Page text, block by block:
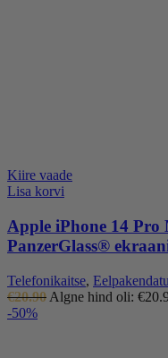
Kiire vaade
Lisa korvi
Apple iPhone 14
PanzerGlass®
Telefonikaitse,
€20.90 Algne hind oli:
-50%